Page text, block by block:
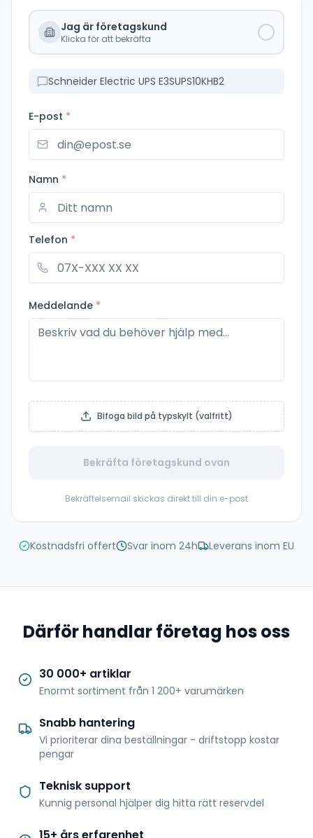
Jag är företagskund
Klicka för att bekräfta
Schneider Electric UPS E3SUPS10KHB2
E-post *
Namn *
Telefon *
Meddelande *
Bifoga bild på typskylt (valfritt)
Bekräfta företagskund ovan
Bekräftelsemail skickas direkt till din e-post
Kostnadsfri offert Svar inom 24h Leverans inom EU
Därför handlar företag hos oss
30 000+ artiklar
Enormt sortiment från 1 200+ varumärken
Snabb hantering
Vi prioriterar dina beställningar - driftstopp kostar
pengar
Teknisk support
Kunnig personal hjälper dig hitta rätt reservdel